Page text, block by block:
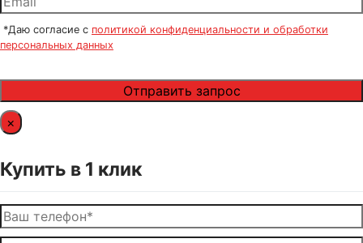
*Даю согласие с политикой конфиденциальности и обработки
персональных данных
×
Купить в 1 клик